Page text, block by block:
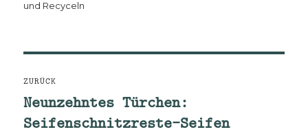
am
und Recyceln
ZURÜCK
Vorheriger
Beitrag:
Neunzehntes Türchen:
Seifenschnitzreste-Seifen